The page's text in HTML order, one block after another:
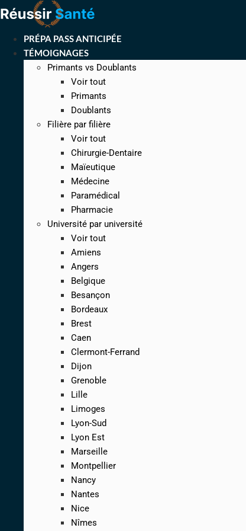
Aller
au
contenuPRÉPA PASS ANTICIPÉE
TÉMOIGNAGES
Primants vs Doublants
Voir tout
Primants
Doublants
Filière par filière
Voir tout
Chirurgie-Dentaire
Maïeutique
Médecine
Paramédical
Pharmacie
Université par université
Voir tout
Amiens
Angers
Belgique
Besançon
Bordeaux
Brest
Caen
Clermont-Ferrand
Dijon
Grenoble
Lille
Limoges
Lyon-Sud
Lyon Est
Marseille
Montpellier
Nancy
Nantes
Nice
Nîmes